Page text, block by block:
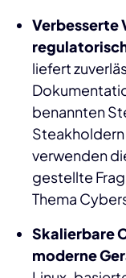
Verbesserte
liefert
benannten
verwenden
gestellte
Thema
Skalierbare
moderne